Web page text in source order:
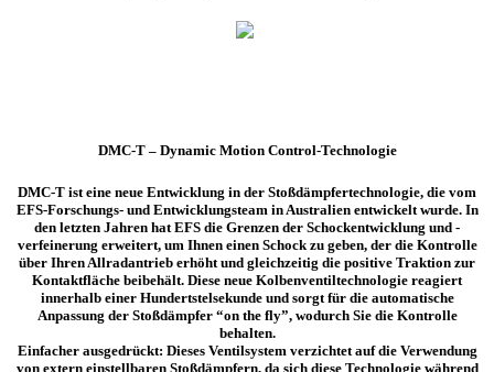
DMC-T – Dynamic Motion Control-Technologie
DMC-T ist eine neue Entwicklung in der Stoßdämpfertechnologie, die vom
EFS-Forschungs- und Entwicklungsteam in Australien entwickelt wurde. In
den letzten Jahren hat EFS die Grenzen der Schockentwicklung und -
verfeinerung erweitert, um Ihnen einen Schock zu geben, der die Kontrolle
über Ihren Allradantrieb erhöht und gleichzeitig die positive Traktion zur
Kontaktfläche beibehält. Diese neue Kolbenventiltechnologie reagiert
innerhalb einer Hundertstelsekunde und sorgt für die automatische
Anpassung der Stoßdämpfer “on the fly”, wodurch Sie die Kontrolle
behalten.
Einfacher ausgedrückt: Dieses Ventilsystem verzichtet auf die Verwendung
von extern einstellbaren Stoßdämpfern, da sich diese Technologie während